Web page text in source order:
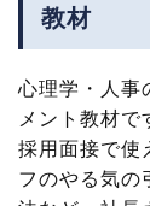
教材
心理学・人事
メント教材で
採用面接で使
フのやる気の